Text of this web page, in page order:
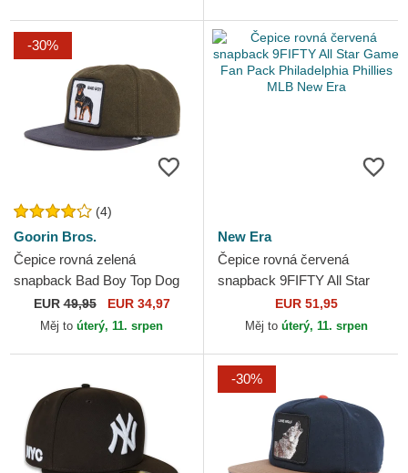
-30%
(4)
Goorin Bros.
Čepice rovná zelená
snapback Bad Boy Top Dog
The Farm Flats The Farm
Goorin Bros.
EUR49,95 EUR 34,97
Měj to úterý, 11. srpen
New Era
Čepice rovná červená
snapback 9FIFTY All Star
Game Fan Pack Philadelphia
Phillies MLB New Era
EUR 51,95
Měj to úterý, 11. srpen
-30%